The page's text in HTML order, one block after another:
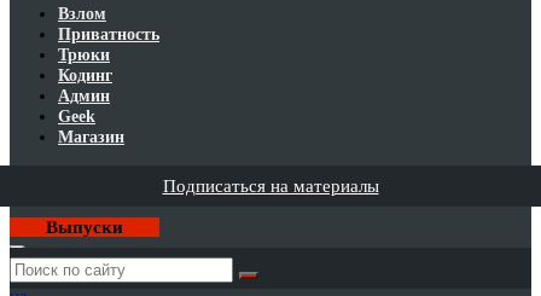
Взлом
Приватность
Трюки
Кодинг
Админ
Geek
Магазин
Подписаться на материалы
Выпуски
Годовая
подписка